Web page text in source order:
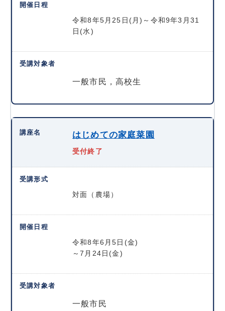
令和8年5月25日(月)～令和9年3月31
日(水)
一般市民，高校生
はじめての家庭菜園
受付終了
対面（農場）
令和8年6月5日(金)
～7月24日(金)
一般市民